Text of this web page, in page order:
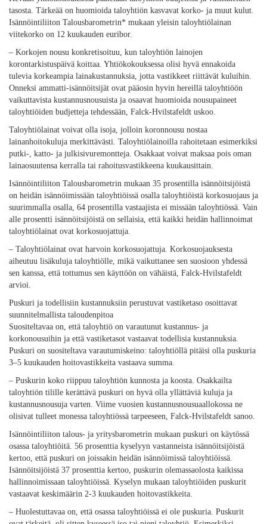
tasosta. Tärkeää on huomioida taloyhtiön kasvavat korko- ja muut kulut.
Isännöintiliiton Talousbarometrin* mukaan yleisin taloyhtiölainan
viitekorko on 12 kuukauden euribor.
– Korkojen nousu konkretisoituu, kun taloyhtiön lainojen
korontarkistuspäivä koittaa. Yhtiökokouksessa olisi hyvä ennakoida
tulevia korkeampia lainakustannuksia, jotta vastikkeet riittävät kuluihin.
Onneksi ammatti-isännöitsijät ovat pääosin hyvin hereillä taloyhtiöön
vaikuttavista kustannusnousuista ja osaavat huomioida nousupaineet
taloyhtiöiden budjetteja tehdessään, Falck-Hvilstafeldt uskoo.
Taloyhtiölainat voivat olla isoja, jolloin koronnousu nostaa
lainanhoitokuluja merkittävästi. Taloyhtiölainoilla rahoitetaan esimerkiksi
putki-, katto- ja julkisivuremontteja. Osakkaat voivat maksaa pois oman
lainaosuutensa kerralla tai rahoitusvastikkeena kuukausittain.
Isännöintiliiton Talousbarometrin mukaan 35 prosentilla isännöitsijöistä
on heidän isännöimissään taloyhtiöissä osalla taloyhtiöistä korkosuojaus ja
suurimmalla osalla, 64 prosentilla vastaajista ei missään taloyhtiössä. Vain
alle prosentti isännöitsijöistä on sellaisia, että kaikki heidän hallinnoimat
taloyhtiölainat ovat korkosuojattuja.
– Taloyhtiölainat ovat harvoin korkosuojattuja. Korkosuojauksesta
aiheutuu lisäkuluja taloyhtiölle, mikä vaikuttanee sen suosioon yhdessä
sen kanssa, että tottumus sen käyttöön on vähäistä, Falck-Hvilstafeldt
arvioi.
Puskuri ja todellisiin kustannuksiin perustuvat vastiketaso osoittavat
suunnitelmallista taloudenpitoa
Suositeltavaa on, että taloyhtiö on varautunut kustannus- ja
korkonousuihin ja että vastiketasot vastaavat todellisia kustannuksia.
Puskuri on suositeltava varautumiskeino: taloyhtiöllä pitäisi olla puskuria
3–5 kuukauden hoitovastikkeita vastaava summa.
– Puskurin koko riippuu taloyhtiön kunnosta ja koosta. Osakkailta
taloyhtiön tilille kerättävä puskuri on hyvä olla yllättäviä kuluja ja
kustannusnousuja varten. Viime vuosien kustannusnousuaallokossa ne
olisivat tulleet monessa taloyhtiössä tarpeeseen, Falck-Hvilstafeldt sanoo.
Isännöintiliiton talous- ja yritysbarometrin mukaan puskuri on käytössä
osassa taloyhtiöitä. 56 prosenttia kyselyyn vastanneista isännöitsijöistä
kertoo, että puskuri on joissakin heidän isännöimissä taloyhtiöissä.
Isännöitsijöistä 37 prosenttia kertoo, puskurin olemassaolosta kaikissa
hallinnoimissaan taloyhtiöissä. Kyselyn mukaan taloyhtiöiden puskurit
vastaavat keskimäärin 2-3 kuukauden hoitovastikkeita.
– Huolestuttavaa on, että osassa taloyhtiöissä ei ole puskuria. Puskurit